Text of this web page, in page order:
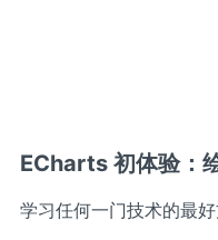
ECharts 初体验：
学习任何一门技术的最